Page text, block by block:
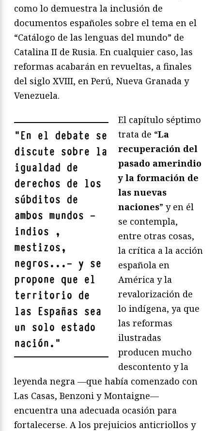
como lo demuestra la inclusión de
documentos españoles sobre el tema en el
“Catálogo de las lenguas del mundo” de
Catalina II de Rusia. En cualquier caso, las
reformas acabarán en revueltas, a finales
del siglo XVIII, en Perú, Nueva Granada y
Venezuela.
"En el debate se
discute sobre la
igualdad de
derechos de los
súbditos de
ambos mundos —
indios ,
mestizos,
negros...— y se
propone que el
territorio de
las Españas sea
un solo estado
nación. "
El capítulo séptimo
trata de “La
recuperación del
pasado amerindio
y la formación de
las nuevas
naciones” y en él
se contempla,
entre otras cosas,
la crítica a la acción
española en
América y la
revalorización de
lo indígena, ya que
las reformas
ilustradas
producen mucho
descontento y la
leyenda negra —que había comenzado con
Las Casas, Benzoni y Montaigne—
encuentra una adecuada ocasión para
fortalecerse. A los prejuicios anticriollos y